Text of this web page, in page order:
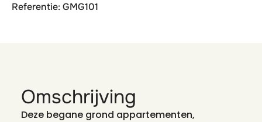
Referentie: GMG101
Omschrijving
Deze begane grond appartementen,